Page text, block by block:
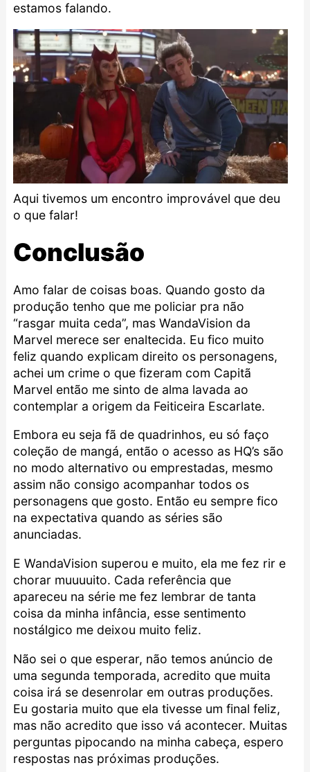
estamos falando.
Aqui tivemos um encontro improvável que deu
o que falar!
Conclusão
Amo falar de coisas boas. Quando gosto da
produção tenho que me policiar pra não
“rasgar muita ceda”, mas WandaVision da
Marvel merece ser enaltecida. Eu fico muito
feliz quando explicam direito os personagens,
achei um crime o que fizeram com Capitã
Marvel então me sinto de alma lavada ao
contemplar a origem da Feiticeira Escarlate.
Embora eu seja fã de quadrinhos, eu só faço
coleção de mangá, então o acesso as HQ’s são
no modo alternativo ou emprestadas, mesmo
assim não consigo acompanhar todos os
personagens que gosto. Então eu sempre fico
na expectativa quando as séries são
anunciadas.
E WandaVision superou e muito, ela me fez rir e
chorar muuuuito. Cada referência que
apareceu na série me fez lembrar de tanta
coisa da minha infância, esse sentimento
nostálgico me deixou muito feliz.
Não sei o que esperar, não temos anúncio de
uma segunda temporada, acredito que muita
coisa irá se desenrolar em outras produções.
Eu gostaria muito que ela tivesse um final feliz,
mas não acredito que isso vá acontecer. Muitas
perguntas pipocando na minha cabeça, espero
respostas nas próximas produções.